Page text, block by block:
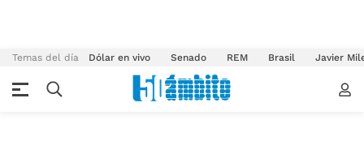
Temas del día Dólar en vivo Senado REM Brasil Javier